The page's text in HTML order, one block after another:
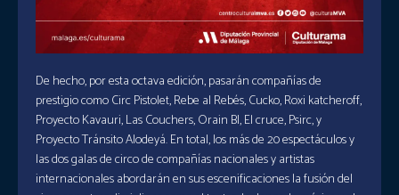
De hecho, por esta octava edición, pasarán compañías de
prestigio como Circ Pistolet, Rebe al Rebés, Cucko, Roxi katcheroff,
Proyecto Kavauri, Las Couchers, Orain BI, El cruce, Psirc, y
Proyecto Tránsito Alodeyá. En total, los más de 20 espectáculos y
las dos galas de circo de compañías nacionales y artistas
internacionales abordarán en sus escenificaciones la fusión del